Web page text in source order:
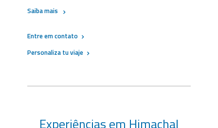
Saiba mais
Entre em contato
Personaliza tu viaje
Experiências em Himachal